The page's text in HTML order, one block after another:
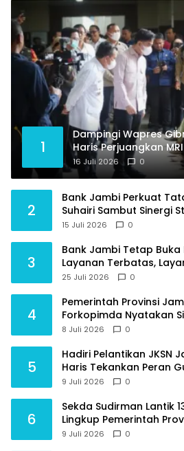
1
Dampingi Wapres
Haris Perjuangkan
Tambahan Dokter
Raden Mattaher
16 Juli 2026 0
2
Bank Jambi Perkuat
Suhairi Sambut Sinergi
Jambi
15 Juli 2026 0
3
Bank Jambi Tetap
Layanan Terbatas,
ATM dan Perubahan PIN
25 Juli 2026 0
4
Pemerintah Provinsi
Forkopimda Nyatakan
Geng Motor
8 Juli 2026 0
5
Hadiri Pelantikan JKSN
Haris Tekankan Peran
Moral Generasi Bangsa
9 Juli 2026 0
6
Sekda Sudirman Lantik
Lingkup Pemerintah
9 Juli 2026 0